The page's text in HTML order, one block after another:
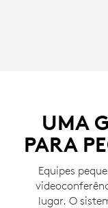
UMA
PARA
Equipes
lugar. O